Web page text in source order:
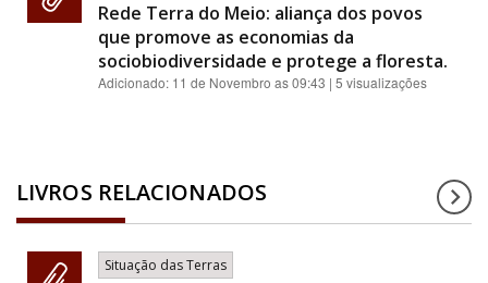
Rede Terra do Meio: aliança dos povos
que promove as economias da
sociobiodiversidade e protege a floresta.
Adicionado: 11 de Novembro as 09:43 | 5 visualizações
LIVROS RELACIONADOS
Situação das Terras